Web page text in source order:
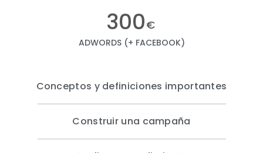
300€
ADWORDS (+ FACEBOOK)
Conceptos y definiciones importantes
Construir una campaña